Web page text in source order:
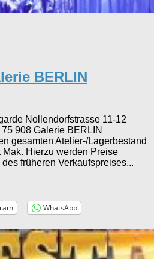
BERLIN
Nollendorfstrasse 11-12
908 Galerie BERLIN
gesamten Atelier-/Lagerbestand
Hierzu werden Preise
früheren Verkaufspreises...
WhatsApp